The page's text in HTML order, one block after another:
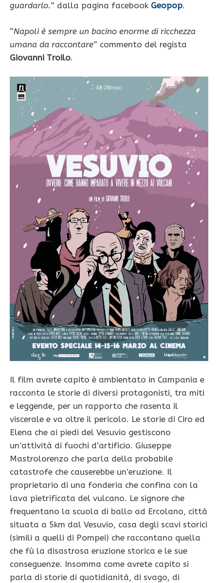
guardarlo.” dalla pagina facebook Geopop.
“Napoli è sempre un bacino enorme di ricchezza
umana da raccontare” commento del regista
Giovanni Troilo.
Il film avrete capito è ambientato in Campania e
racconta le storie di diversi protagonisti, tra miti
e leggende, per un rapporto che rasenta il
viscerale e va oltre il pericolo. Le storie di Ciro ed
Elena che ai piedi del Vesuvio gestiscono
un’attività di fuochi d’artificio. Giuseppe
Mastrolorenzo che parla della probabile
catastrofe che causerebbe un’eruzione. Il
proprietario di una fonderia che confina con la
lava pietrificata del vulcano. Le signore che
frequentano la scuola di ballo ad Ercolano, città
situata a 5km dal Vesuvio, casa degli scavi storici
(simili a quelli di Pompei) che raccontano quella
che fù la disastrosa eruzione storica e le sue
conseguenze. Insomma come avrete capito si
parla di storie di quotidianità, di svago, di